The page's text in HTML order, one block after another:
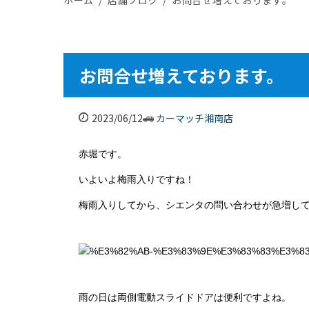
お問合せ増えております。
2023/06/12 カーマッチ湘南店
赤堀です。
いよいよ梅雨入りですね！
梅雨入りしてから、シエンタの問い合わせが急増して
雨の日は両側電動スライドドアは便利ですよね。